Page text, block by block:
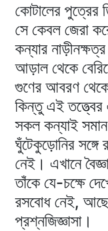
কোটালের পুত্রের
সে কেবল জেরা
কন্যার
আড়াল থেকে
গুণের আবরণ
কিন্তু এই তত্ত্বের
সকল কন্যাই
ঘুঁটেকুড়োনির সঙ্গে
নেই। এখানে
তাঁকে যে-চক্ষে
রসবোধ নেই,
প্রশ্নজিজ্ঞাসা।